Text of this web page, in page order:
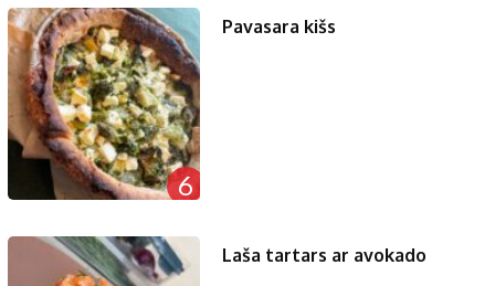
6
Pavasara kišs
Laša tartars ar avokado